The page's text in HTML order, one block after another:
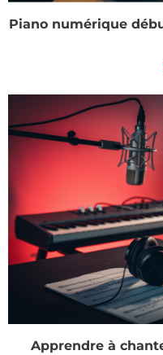
Piano numérique
Apprendre à